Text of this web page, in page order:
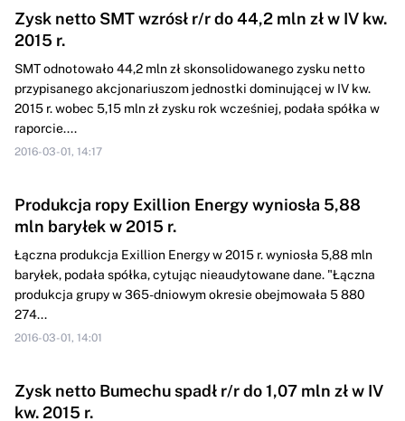
Zysk netto SMT wzrósł r/r do 44,2 mln zł w IV kw.
2015 r.
SMT odnotowało 44,2 mln zł skonsolidowanego zysku netto
przypisanego akcjonariuszom jednostki dominującej w IV kw.
2015 r. wobec 5,15 mln zł zysku rok wcześniej, podała spółka w
raporcie....
2016-03-01, 14:17
Produkcja ropy Exillion Energy wyniosła 5,88
mln baryłek w 2015 r.
Łączna produkcja Exillion Energy w 2015 r. wyniosła 5,88 mln
baryłek, podała spółka, cytując nieaudytowane dane. "Łączna
produkcja grupy w 365-dniowym okresie obejmowała 5 880
274...
2016-03-01, 14:01
Zysk netto Bumechu spadł r/r do 1,07 mln zł w IV
kw. 2015 r.